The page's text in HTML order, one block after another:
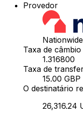
Provedor
Nationwide
Taxa de câmbio
1.316800
Taxa de
15.00 GBP
O destinatário
26,316.24